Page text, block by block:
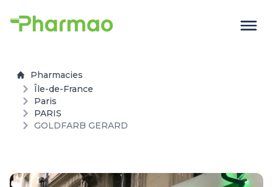
Pharmacies
Île-de-France
Paris
PARIS
GOLDFARB GERARD